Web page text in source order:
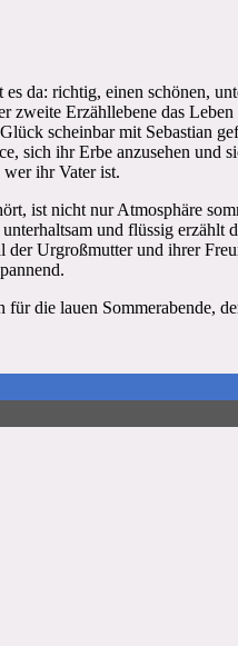
da: richtig, einen schönen,
zweite Erzähllebene das
scheinbar mit Sebastian
sich ihr Erbe anzusehen
ihr Vater ist.
ist nicht nur Atmosphäre
und flüssig
der Urgroßmutter und ihrer
für die lauen Sommerabende,